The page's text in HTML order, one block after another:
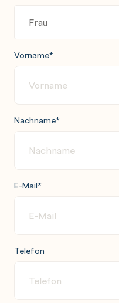
Vorname*
Nachname*
E-Mail*
Telefon